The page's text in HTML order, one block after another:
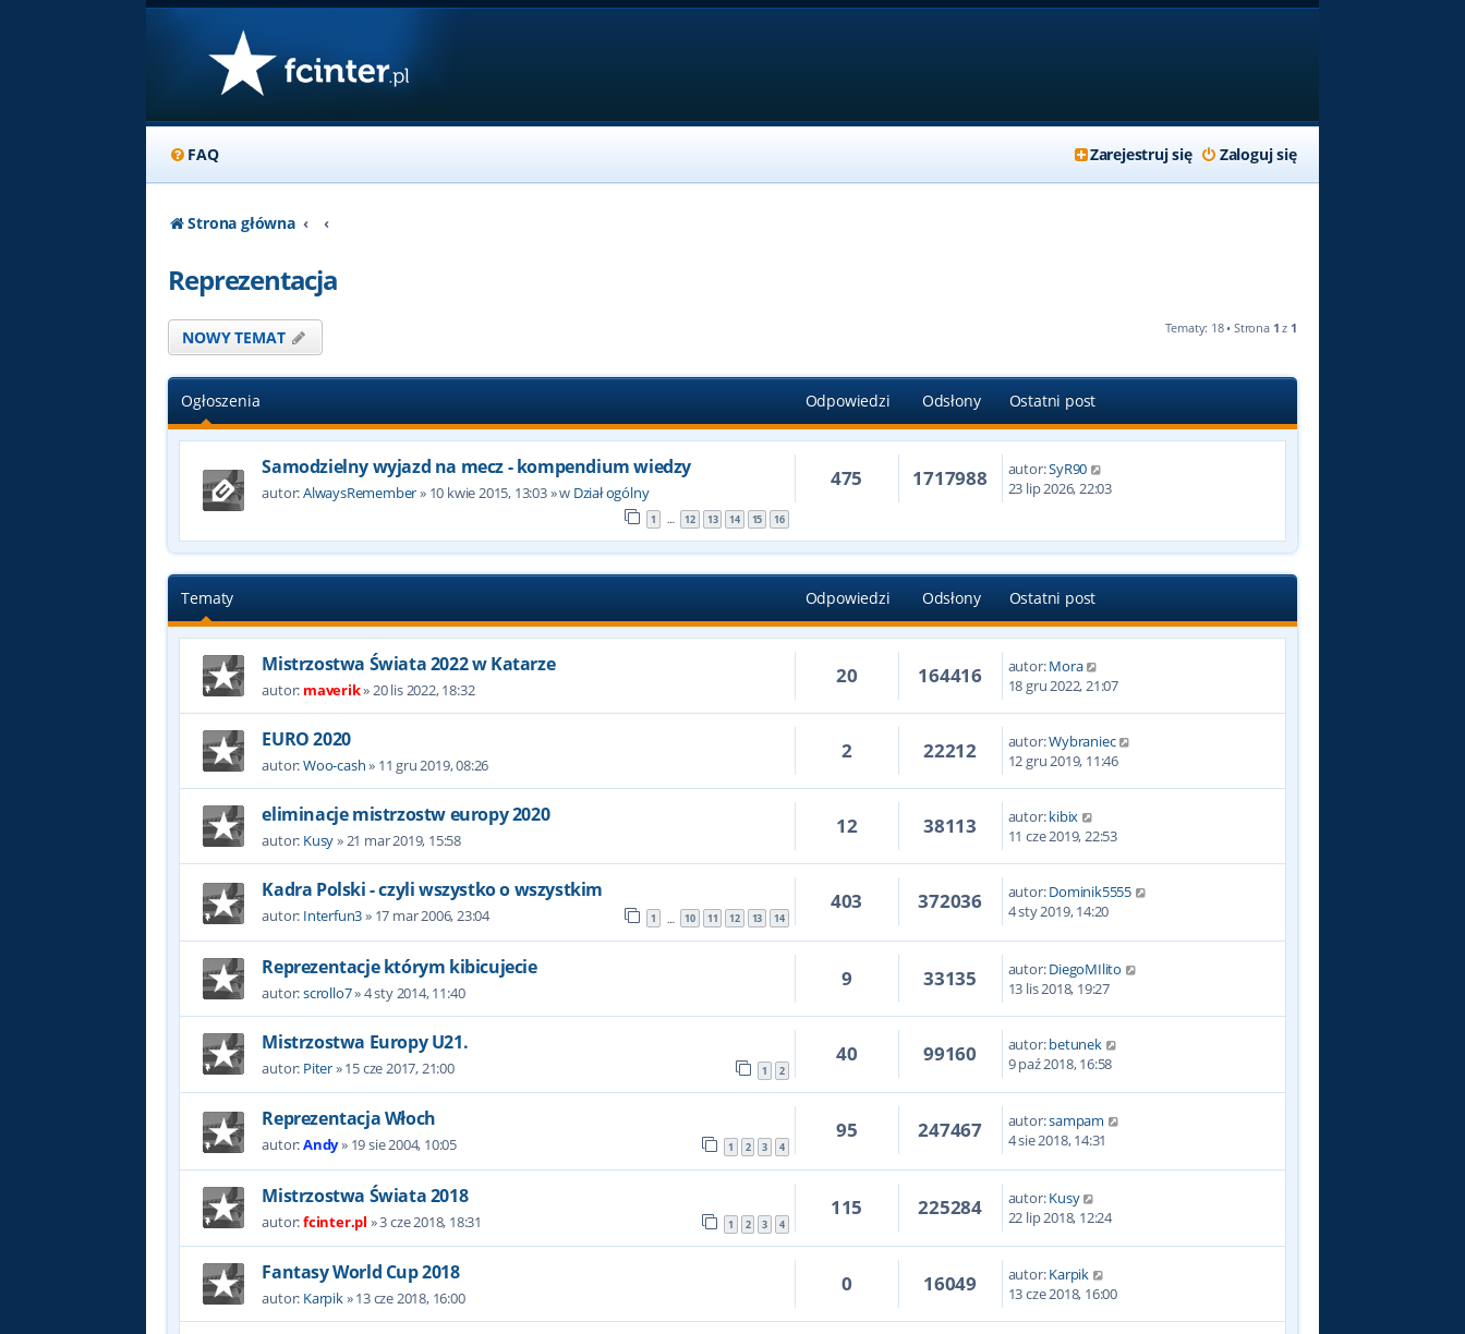
FAQ Zaloguj się
Zarejestruj się
Strona główna
Reprezentacja
NOWY TEMAT Tematy: 18 • Strona 1 z 1
Ogłoszenia Odpowiedzi Odsłony Ostatni post
Samodzielny wyjazd na mecz - kompendium wiedzy
autor:AlwaysRemember» 10 kwie 2015, 13:03» w Dział ogólny
1 … 12 13 14 15 16
475 1717988 autor:SyR90
23 lip 2026, 22:03
Tematy Odpowiedzi Odsłony Ostatni post
Mistrzostwa Świata 2022 w Katarze
autor: maverik»20 lis 2022, 18:32
20 164416 autor:Mora
18 gru 2022, 21:07
EURO 2020
autor:Woo-cash» 11 gru 2019, 08:26
2 22212 autor:Wybraniec
12 gru 2019, 11:46
eliminacje mistrzostw europy 2020
autor: Kusy»21 mar 2019, 15:58
12 38113 autor:kibix
11 cze 2019, 22:53
Kadra Polski - czyli wszystko o wszystkim
autor: Interfun3» 17 mar 2006, 23:04 1 … 10 11 12 13 14
403 372036 autor:Dominik5555
4 sty 2019, 14:20
Reprezentacje którym kibicujecie
autor:scrollo7»4 sty 2014, 11:40
9 33135 autor:DiegoMIlito
13 lis 2018, 19:27
Mistrzostwa Europy U21.
autor: Piter»15 cze 2017, 21:00 1 2
40 99160 autor:betunek
9 paź 2018, 16:58
Reprezentacja Włoch
autor:Andy» 19 sie 2004, 10:05 1 2 3 4
95 247467 autor:sampam
4 sie 2018, 14:31
Mistrzostwa Świata 2018
autor:fcinter.pl »3 cze 2018, 18:31 1 2 3 4
115 225284 autor:Kusy
22 lip 2018, 12:24
Fantasy World Cup 2018
autor: Karpik»13 cze 2018, 16:00
0 16049 autor:Karpik
13 cze 2018, 16:00